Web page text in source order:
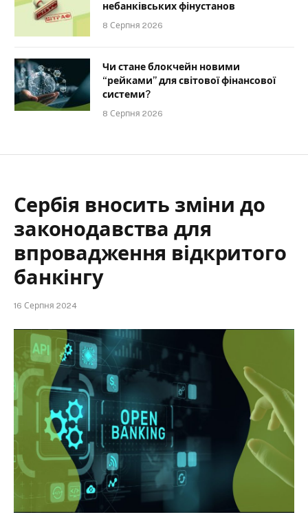
небанківських фінустанов
8 Серпня 2026
Чи стане блокчейн новими
“рейками” для світової фінансової
системи?
8 Серпня 2026
Сербія вносить зміни до
законодавства для
впровадження відкритого
банкінгу
16 Серпня 2024